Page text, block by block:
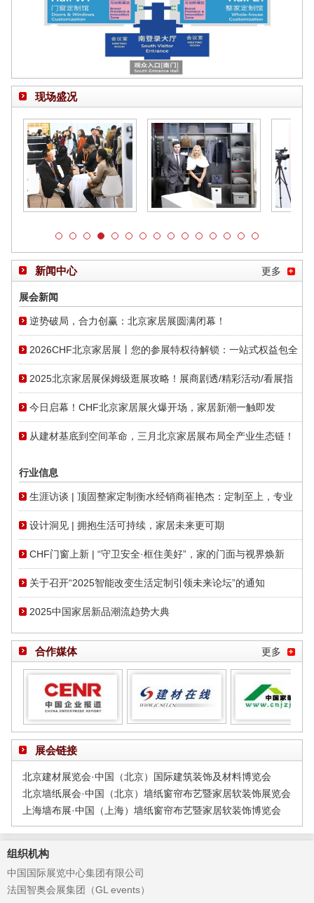
现场盛况
新闻中心 更多
展会新闻
逆势破局，合力创赢：北京家居展圆满闭幕！
2026CHF北京家居展丨您的参展特权待解锁：一站式权益包全
面开放
2025北京家居展保姆级逛展攻略！展商剧透/精彩活动/看展指
南一篇就够！
今日启幕！CHF北京家居展火爆开场，家居新潮一触即发
从建材基底到空间革命，三月北京家居展布局全产业生态链！
行业信息
生涯访谈 | 顶固整家定制衡水经销商崔艳杰：定制至上，专业
打造品质
设计洞见 | 拥抱生活可持续，家居未来更可期
CHF门窗上新 | “守卫安全·框住美好”，家的门面与视界焕新
关于召开“2025智能改变生活定制引领未来论坛”的通知
2025中国家居新品潮流趋势大典
合作媒体 更多
展会链接
北京建材展览会·中国（北京）国际建筑装饰及材料博览会
北京墙纸展会·中国（北京）墙纸窗帘布艺暨家居软装饰展览会
上海墙布展·中国（上海）墙纸窗帘布艺暨家居软装饰博览会
组织机构
中国国际展览中心集团有限公司
法国智奥会展集团（GL events）